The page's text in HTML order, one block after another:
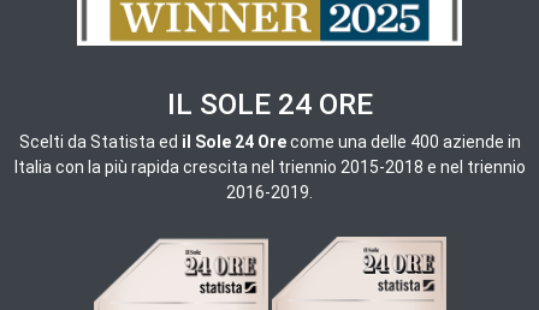
IL SOLE 24 ORE
Scelti daStatista ed il Sole 24 Orecome una delle 400 aziende in
Italia con la più rapida crescita nel triennio 2015-2018 e nel triennio
2016-2019.